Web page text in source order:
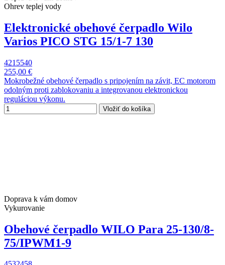
Ohrev teplej vody
Elektronické obehové čerpadlo Wilo
Varios PICO STG 15/1-7 130
4215540
255,00 €
Mokrobežné obehové čerpadlo s pripojením na závit, EC motorom
odolným proti zablokovaniu a integrovanou elektronickou
reguláciou výkonu.
Vložiť do košíka
Doprava k vám domov
Vykurovanie
Obehové čerpadlo WILO Para 25-130/8-
75/IPWM1-9